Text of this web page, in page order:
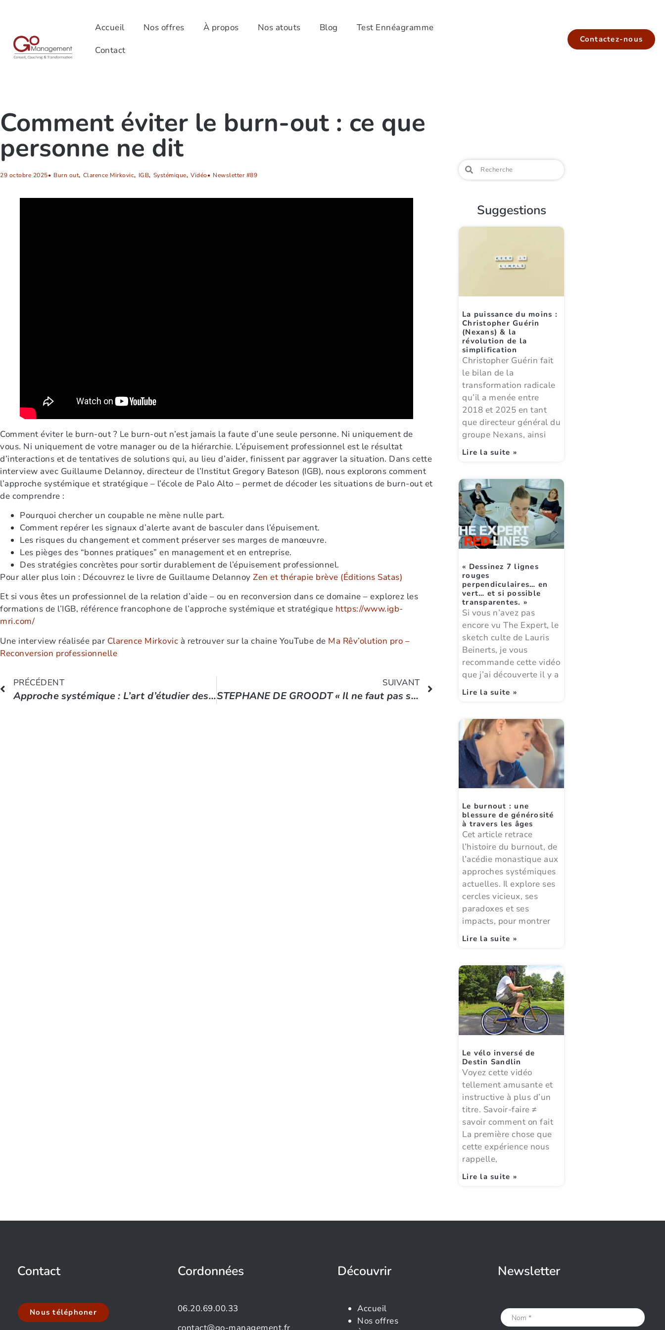
Accueil Nos offres À propos Nos atouts Blog
Test Ennéagramme
Contact
Contactez-nous
Comment éviter le burn-out : ce que
personne ne dit
29 octobre 2025• Burn out, Clarence Mirkovic, IGB, Systémique, Vidéo• Newsletter #89
Comment éviter le burn-out ? Le burn-out n’est jamais la faute d’une seule personne. Ni uniquement de
vous. Ni uniquement de votre manager ou de la hiérarchie. L’épuisement professionnel est le résultat
d’interactions et de tentatives de solutions qui, au lieu d’aider, finissent par aggraver la situation. Dans cette
interview avec Guillaume Delannoy, directeur de l’Institut Gregory Bateson (IGB), nous explorons comment
l’approche systémique et stratégique – l’école de Palo Alto – permet de décoder les situations de burn-out et
de comprendre :
Pourquoi chercher un coupable ne mène nulle part.
Comment repérer les signaux d’alerte avant de basculer dans l’épuisement.
Les risques du changement et comment préserver ses marges de manœuvre.
Les pièges des “bonnes pratiques” en management et en entreprise.
Des stratégies concrètes pour sortir durablement de l’épuisement professionnel.
Pour aller plus loin : Découvrez le livre de Guillaume Delannoy Zen et thérapie brève (Éditions Satas)
Et si vous êtes un professionnel de la relation d’aide – ou en reconversion dans ce domaine – explorez les
formations de l’IGB, référence francophone de l’approche systémique et stratégique https://www.igb-
mri.com/
Une interview réalisée par Clarence Mirkovic à retrouver sur la chaine YouTube de Ma Rêv’olution pro –
Reconversion professionnelle
PRÉCÉDENT
Approche systémique : L’art d’étudier des sujets complexes
SUIVANT
STEPHANE DE GROODT « Il ne faut pas se travestir pour plaire aux autres, il faut être soi. »
Suggestions
La puissance du moins :
Christopher Guérin
(Nexans) & la
révolution de la
simplification
Christopher Guérin fait
le bilan de la
transformation radicale
qu’il a menée entre
2018 et 2025 en tant
que directeur général du
groupe Nexans, ainsi
Lire la suite »
« Dessinez 7 lignes
rouges
perpendiculaires… en
vert… et si possible
transparentes. »
Si vous n’avez pas
encore vu The Expert, le
sketch culte de Lauris
Beinerts, je vous
recommande cette vidéo
que j’ai découverte il y a
Lire la suite »
Le burnout : une
blessure de générosité
à travers les âges
Cet article retrace
l’histoire du burnout, de
l’acédie monastique aux
approches systémiques
actuelles. Il explore ses
cercles vicieux, ses
paradoxes et ses
impacts, pour montrer
Lire la suite »
Le vélo inversé de
Destin Sandlin
Voyez cette vidéo
tellement amusante et
instructive à plus d’un
titre. Savoir-faire ≠
savoir comment on fait
La première chose que
cette expérience nous
rappelle,
Lire la suite »
Contact
Nous téléphoner
Cordonnées
06.20.69.00.33
Découvrir
Accueil
Nos offres
Newsletter